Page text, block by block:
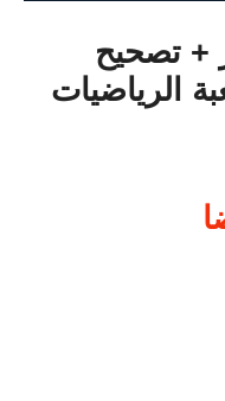
– اختبار + تصحيح
الرياضيات